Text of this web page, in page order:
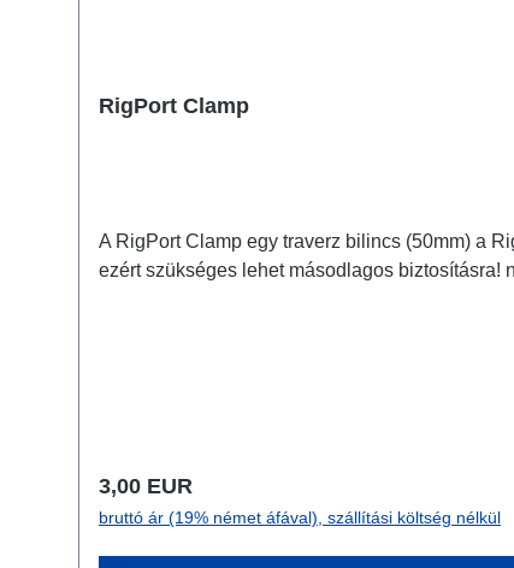
RigPort Clamp
A RigPort Clamp egy traverz bilincs (50mm) a
ezért szükséges lehet másodlagos
Normál ár:
3,00 EUR
bruttó ár (19% német áfával), szállítási költség nélkül